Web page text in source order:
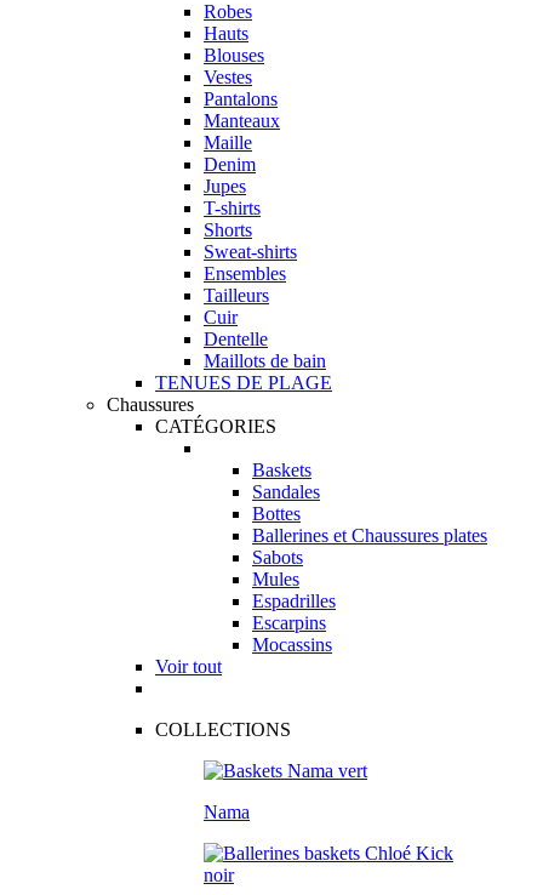
Robes
Hauts
Blouses
Vestes
Pantalons
Manteaux
Maille
Denim
Jupes
T-shirts
Shorts
Sweat-shirts
Ensembles
Tailleurs
Cuir
Dentelle
Maillots de bain
TENUES DE PLAGE
Chaussures
CATÉGORIES
Baskets
Sandales
Bottes
Ballerines et Chaussures plates
Sabots
Mules
Espadrilles
Escarpins
Mocassins
Voir tout
COLLECTIONS
Nama